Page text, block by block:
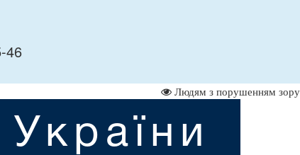
46
Людям з порушенням зору